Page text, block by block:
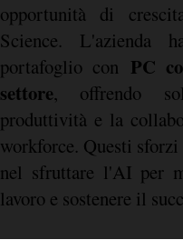
opportunità di
Science. L'azienda
portafoglio con PC
settore, offrendo
produttività e la
workforce. Questi
nel sfruttare l'AI per
lavoro e sostenere il